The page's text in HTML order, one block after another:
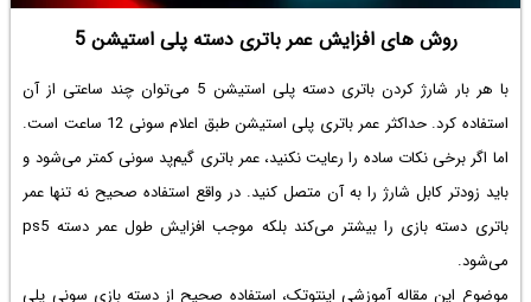
روش های افزایش عمر باتری دسته پلی استیشن 5
با هر بار شارژ کردن باتری دسته پلی استیشن 5 می‌توان چند ساعتی از آن
استفاده کرد. حداکثر عمر باتری پلی استیشن طبق اعلام سونی 12 ساعت است.
اما اگر برخی نکات ساده را رعایت نکنید، عمر باتری گیم‌پد سونی کمتر می‌شود و
باید زودتر کابل شارژ را به آن متصل کنید. در واقع استفاده صحیح نه تنها عمر
باتری دسته بازی را بیشتر می‌کند بلکه موجب افزایش طول عمر دسته ps5
می‌شود.
موضوع این مقاله آموزشی اینتوتک، استفاده صحیح از دسته بازی سونی پلی